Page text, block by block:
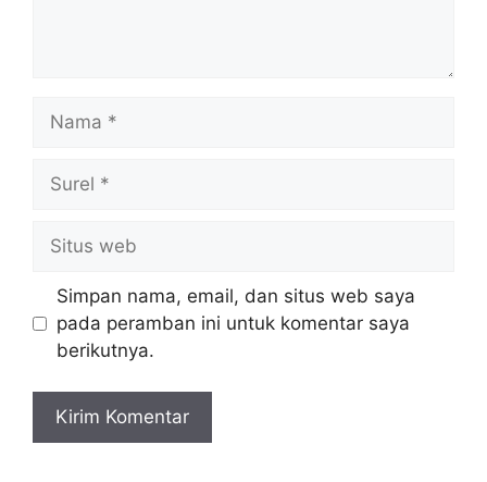
web
Simpan nama, email, dan situs web saya
pada peramban ini untuk komentar saya
berikutnya.